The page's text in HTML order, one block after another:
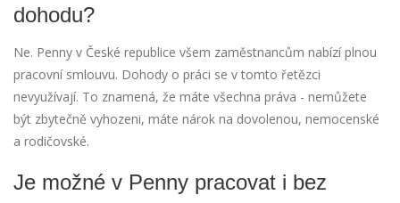
dohodu?
Ne. Penny v České republice všem zaměstnancům nabízí plnou
pracovní smlouvu. Dohody o práci se v tomto řetězci
nevyužívají. To znamená, že máte všechna práva - nemůžete
být zbytečně vyhozeni, máte nárok na dovolenou, nemocenské
a rodičovské.
Je možné v Penny pracovat i bez